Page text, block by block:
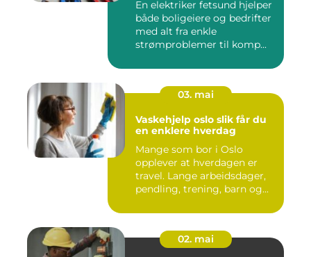
En elektriker fetsund hjelper
både boligeiere og bedrifter
med alt fra enkle
strømproblemer til komp...
03. mai
Vaskehjelp oslo slik får du
en enklere hverdag
Mange som bor i Oslo
opplever at hverdagen er
travel. Lange arbeidsdager,
pendling, trening, barn og...
02. mai